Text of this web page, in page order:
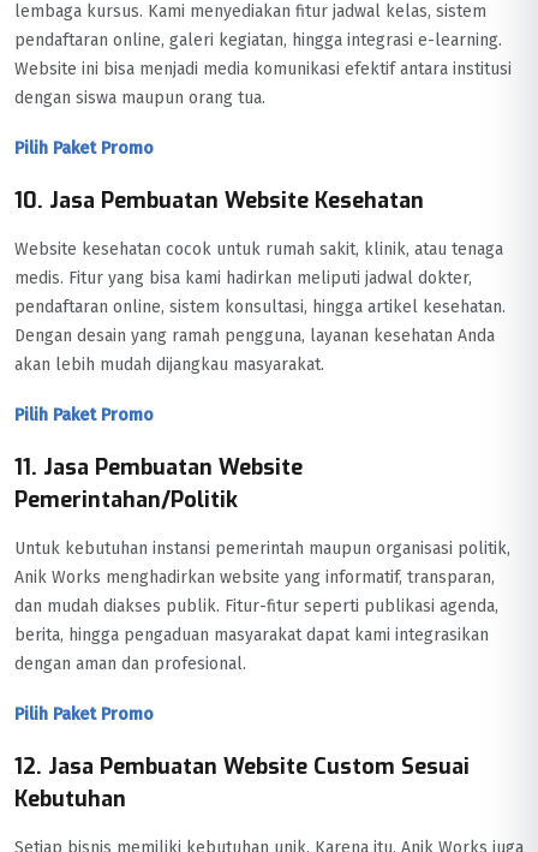
lembaga kursus. Kami menyediakan fitur jadwal kelas, sistem
pendaftaran online, galeri kegiatan, hingga integrasi e-learning.
Website ini bisa menjadi media komunikasi efektif antara institusi
dengan siswa maupun orang tua.
Pilih Paket Promo
10. Jasa Pembuatan Website Kesehatan
Website kesehatan cocok untuk rumah sakit, klinik, atau tenaga
medis. Fitur yang bisa kami hadirkan meliputi jadwal dokter,
pendaftaran online, sistem konsultasi, hingga artikel kesehatan.
Dengan desain yang ramah pengguna, layanan kesehatan Anda
akan lebih mudah dijangkau masyarakat.
Pilih Paket Promo
11. Jasa Pembuatan Website
Pemerintahan/Politik
Untuk kebutuhan instansi pemerintah maupun organisasi politik,
Anik Works menghadirkan website yang informatif, transparan,
dan mudah diakses publik. Fitur-fitur seperti publikasi agenda,
berita, hingga pengaduan masyarakat dapat kami integrasikan
dengan aman dan profesional.
Pilih Paket Promo
12. Jasa Pembuatan Website Custom Sesuai
Kebutuhan